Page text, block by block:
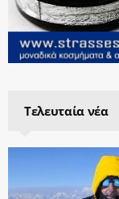
Τελευταία νέα